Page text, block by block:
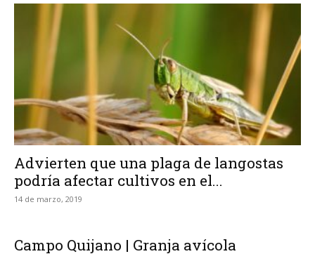
Advierten que una plaga de langostas
podría afectar cultivos en el...
14 de marzo, 2019
Campo Quijano | Granja avícola